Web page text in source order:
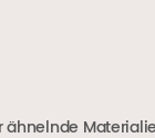
ähnelnde